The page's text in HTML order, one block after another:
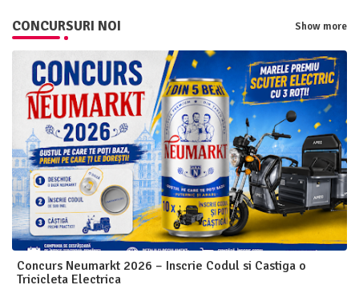
CONCURSURI NOI Show more
Concurs Neumarkt 2026 – Inscrie Codul si Castiga o
Tricicleta Electrica